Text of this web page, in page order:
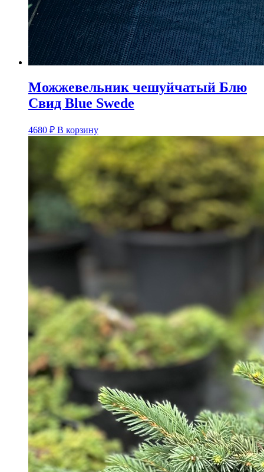
Можжевельник чешуйчатый Блю
Свид Blue Swede
4680 ₽ В корзину